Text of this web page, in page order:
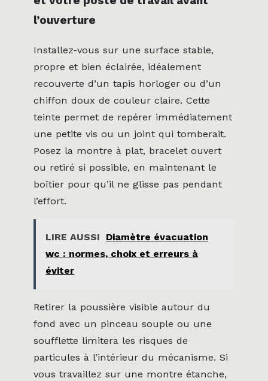
l’ouverture
Installez-vous sur une surface stable,
propre et bien éclairée, idéalement
recouverte d’un tapis horloger ou d’un
chiffon doux de couleur claire. Cette
teinte permet de repérer immédiatement
une petite vis ou un joint qui tomberait.
Posez la montre à plat, bracelet ouvert
ou retiré si possible, en maintenant le
boîtier pour qu’il ne glisse pas pendant
l’effort.
LIRE AUSSI
Diamètre évacuation
wc : normes, choix et erreurs à
éviter
Retirer la poussière visible autour du
fond avec un pinceau souple ou une
soufflette limitera les risques de
particules à l’intérieur du mécanisme. Si
vous travaillez sur une montre étanche,